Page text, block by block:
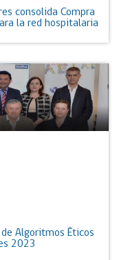
consolida Compra
la red hospitalaria
Algoritmos Éticos
2023